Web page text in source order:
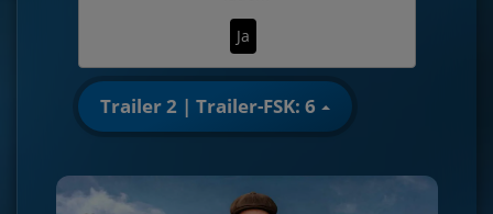
Ja
Trailer 2 | Trailer-FSK: 6